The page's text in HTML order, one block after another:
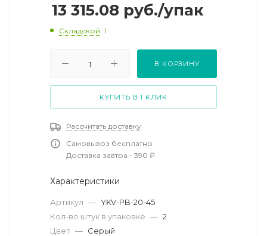
13 315.08 руб./упак
Складской: 1
В КОРЗИНУ
КУПИТЬ В 1 КЛИК
Рассчитать доставку
Самовывоз бесплатно
Доставка завтра - 390 ₽
Характеристики
Артикул — YKV-PB-20-45
Кол-во штук в упаковке — 2
Цвет — Серый